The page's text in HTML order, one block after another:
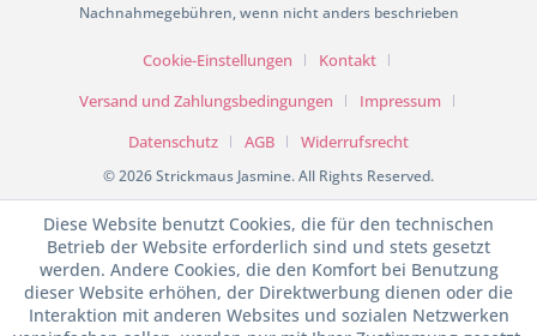
Nachnahmegebühren, wenn nicht anders beschrieben
Cookie-Einstellungen
Kontakt
Versand und Zahlungsbedingungen
Impressum
Datenschutz
AGB Widerrufsrecht
© 2026 Strickmaus Jasmine. All Rights Reserved.
Diese Website benutzt Cookies, die für den technischen
Betrieb der Website erforderlich sind und stets gesetzt
werden. Andere Cookies, die den Komfort bei Benutzung
dieser Website erhöhen, der Direktwerbung dienen oder die
Interaktion mit anderen Websites und sozialen Netzwerken